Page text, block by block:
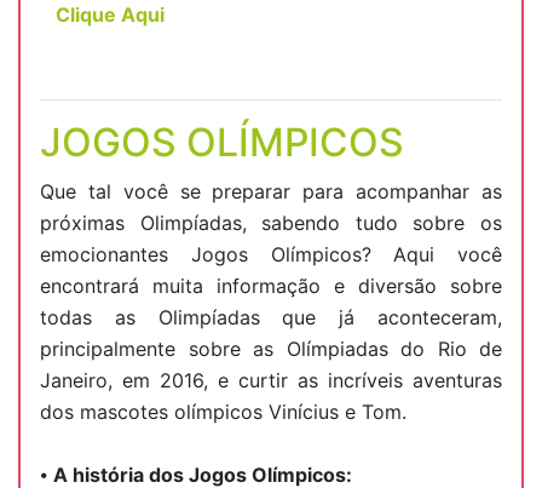
Clique Aqui
JOGOS OLÍMPICOS
Que tal você se preparar para acompanhar as
próximas Olimpíadas, sabendo tudo sobre os
emocionantes Jogos Olímpicos? Aqui você
encontrará muita informação e diversão sobre
todas as Olimpíadas que já aconteceram,
principalmente sobre as Olímpiadas do Rio de
Janeiro, em 2016, e curtir as incríveis aventuras
dos mascotes olímpicos Vinícius e Tom.
⦁ A história dos Jogos Olímpicos: